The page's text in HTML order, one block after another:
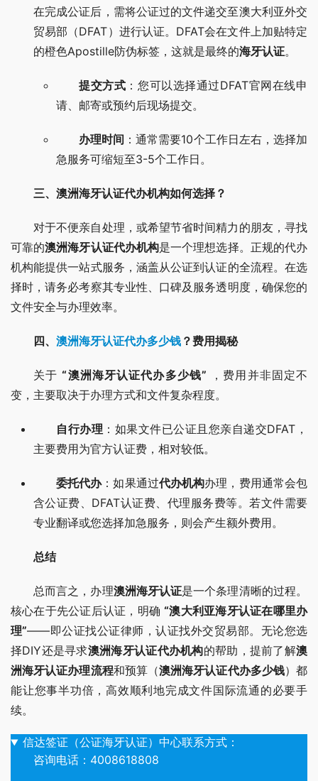
在完成公证后，需将公证过的文件递交至澳大利亚外交
贸易部（DFAT）进行认证。DFAT会在文件上加贴特定
的橙色Apostille防伪标签，这就是最终的海牙认证。
提交方式 ：您可以选择通过DFAT官网在线申
请、邮寄或预约后现场提交。
办理时间 ：通常需要10个工作日左右，选择加
急服务可缩短至3-5个工作日。
三、澳洲海牙认证代办机构如何选择？
对于不便亲自处理，或希望节省时间精力的朋友，寻找
可靠的澳洲海牙认证代办机构是一个理想选择。正规的代办
机构能提供一站式服务，涵盖从公证到认证的全流程。在选
择时，请务必考察其专业性、口碑及服务透明度，确保您的
文件安全与办理效率。
四、 澳洲海牙认证代办多少钱 ？费用揭秘
关于 “澳洲海牙认证代办多少钱” ，费用并非固定不
变，主要取决于办理方式和文件复杂程度。
自行办理 ：如果文件已公证且您亲自递交DFAT，
主要费用为官方认证费，相对较低。
委托代办：如果通过代办机构办理，费用通常会包
含公证费、DFAT认证费、代理服务费等。若文件需要
专业翻译或您选择加急服务，则会产生额外费用。
总结
总而言之，办理澳洲海牙认证是一个条理清晰的过程。
核心在于先公证后认证，明确 “澳大利亚海牙认证在哪里办
理”——即公证找公证律师，认证找外交贸易部。无论您选
择DIY还是寻求澳洲海牙认证代办机构的帮助，提前了解澳
洲海牙认证办理流程和预算（澳洲海牙认证代办多少钱）都
能让您事半功倍，高效顺利地完成文件国际流通的必要手
续。
信达签证（公证海牙认证）中心联系方式：
咨询电话：4008618808